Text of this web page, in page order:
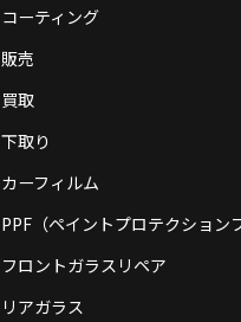
コーティング
販売
買取
下取り
カーフィルム
PPF（ペイントプロテクションフィル
フロントガラスリペア
リアガラス